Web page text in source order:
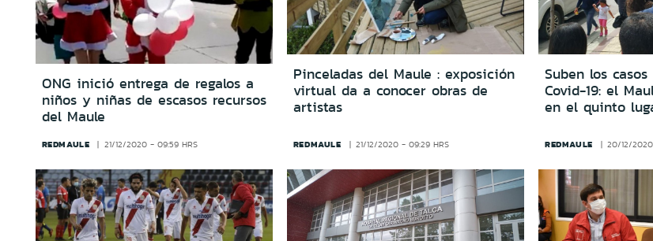
ONG inició entrega de regalos a
niños y niñas de escasos recursos
del Maule
REDMAULE 21/12/2020 - 09:59 HRS
Pinceladas del Maule : exposición
virtual da a conocer obras de
artistas
REDMAULE 21/12/2020 - 09:29 HRS
Suben los
Covid-19: el
en el quinto
REDMAULE 20/12/